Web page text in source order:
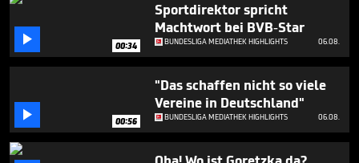
 00:34
Sportdirektor spricht
Machtwort bei BVB-Star
BUNDESLIGA MEDIATHEK HIGHLIGHTS 06.08.
 00:56
"Das schaffen nicht so viele
Vereine in Deutschland"
BUNDESLIGA MEDIATHEK HIGHLIGHTS 06.08.